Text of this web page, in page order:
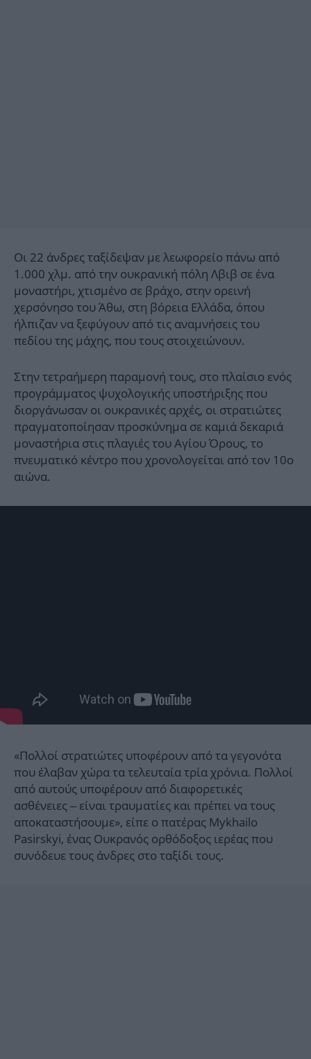
Οι 22 άνδρες ταξίδεψαν με λεωφορείο πάνω από
1.000 χλμ. από την ουκρανική πόλη Λβιβ σε ένα
μοναστήρι, χτισμένο σε βράχο, στην ορεινή
χερσόνησο του Άθω, στη βόρεια Ελλάδα, όπου
ήλπιζαν να ξεφύγουν από τις αναμνήσεις του
πεδίου της μάχης, που τους στοιχειώνουν.
Στην τετραήμερη παραμονή τους, στο πλαίσιο ενός
προγράμματος ψυχολογικής υποστήριξης που
διοργάνωσαν οι ουκρανικές αρχές, οι στρατιώτες
πραγματοποίησαν προσκύνημα σε καμιά δεκαριά
μοναστήρια στις πλαγιές του Αγίου Όρους, το
πνευματικό κέντρο που χρονολογείται από τον 10ο
αιώνα.
«Πολλοί στρατιώτες υποφέρουν από τα γεγονότα
που έλαβαν χώρα τα τελευταία τρία χρόνια. Πολλοί
από αυτούς υποφέρουν από διαφορετικές
ασθένειες – είναι τραυματίες και πρέπει να τους
αποκαταστήσουμε», είπε ο πατέρας Mykhailo
Pasirskyi, ένας Ουκρανός ορθόδοξος ιερέας που
συνόδευε τους άνδρες στο ταξίδι τους.